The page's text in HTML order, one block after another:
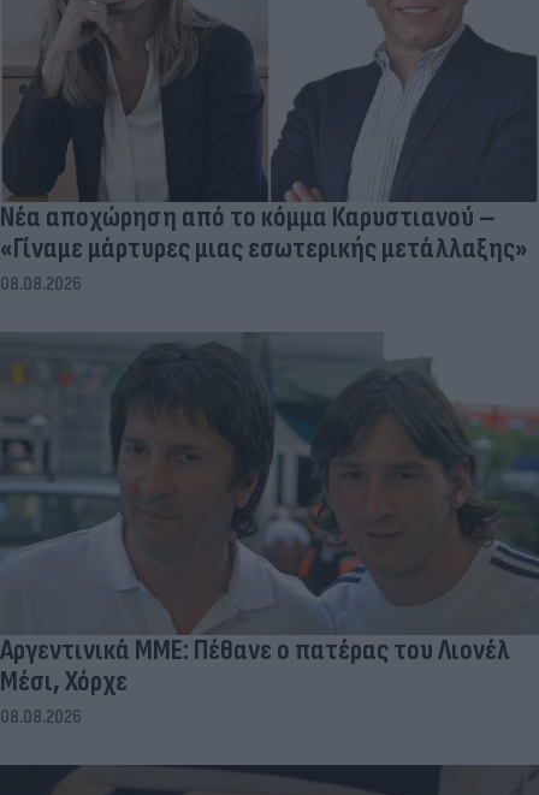
Νέα αποχώρηση από το κόμμα Καρυστιανού –
«Γίναμε μάρτυρες μιας εσωτερικής μετάλλαξης»
08.08.2026
Αργεντινικά ΜΜΕ: Πέθανε ο πατέρας του Λιονέλ
Μέσι, Χόρχε
08.08.2026